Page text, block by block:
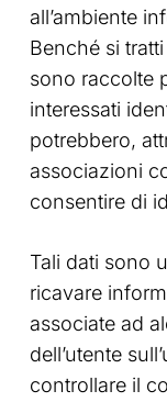
all’ambiente
Benché si
sono raccolte
interessati
potrebbero,
associazioni
consentire di
Tali dati sono
ricavare
associate ad
dell’utente
controllare il